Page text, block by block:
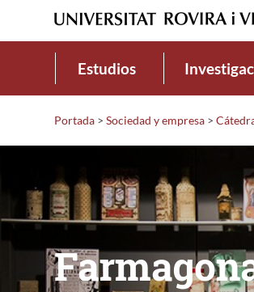
Estudios
Portada > Sociedad y empresa >